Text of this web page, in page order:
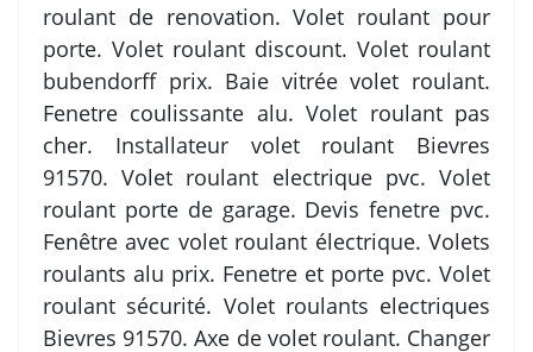
roulant de renovation. Volet roulant pour
porte. Volet roulant discount. Volet roulant
bubendorff prix. Baie vitrée volet roulant.
Fenetre coulissante alu. Volet roulant pas
cher. Installateur volet roulant Bievres
91570. Volet roulant electrique pvc. Volet
roulant porte de garage. Devis fenetre pvc.
Fenêtre avec volet roulant électrique. Volets
roulants alu prix. Fenetre et porte pvc. Volet
roulant sécurité. Volet roulants electriques
Bievres 91570. Axe de volet roulant. Changer